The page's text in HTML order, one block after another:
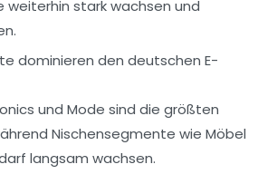
weiterhin stark wachsen und
dominieren den deutschen E-
und Mode sind die größten
Nischensegmente wie Möbel
langsam wachsen.